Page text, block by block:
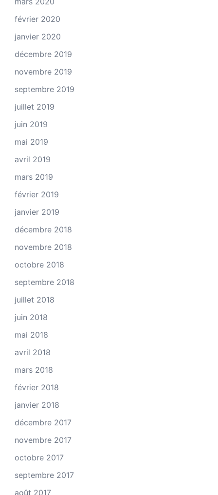
février 2020
janvier 2020
décembre 2019
novembre 2019
septembre 2019
juillet 2019
juin 2019
mai 2019
avril 2019
mars 2019
février 2019
janvier 2019
décembre 2018
novembre 2018
octobre 2018
septembre 2018
juillet 2018
juin 2018
mai 2018
avril 2018
mars 2018
février 2018
janvier 2018
décembre 2017
novembre 2017
octobre 2017
septembre 2017
août 2017